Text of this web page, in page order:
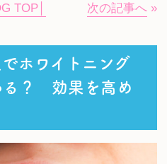
TOP│ 次の記事へ»
ホワイトニング
る？ 効果を高め